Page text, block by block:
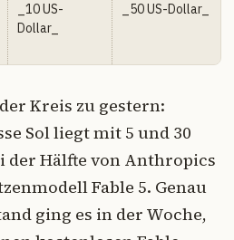
_10 US-
Dollar_
_50 US-Dollar_
Kreis zu gestern:
Sol liegt mit 5 und 30
der Hälfte von Anthropics
Fable 5. Genau
ging es in der Woche,